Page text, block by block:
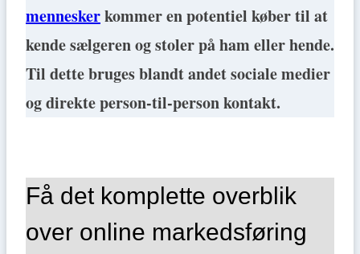
menneskerkommer en potentiel køber til at
kende sælgeren og stoler på ham eller hende.
Til dette bruges blandt andet sociale medier
og direkte person-til-person kontakt.
Få det komplette overblik
over online markedsføring